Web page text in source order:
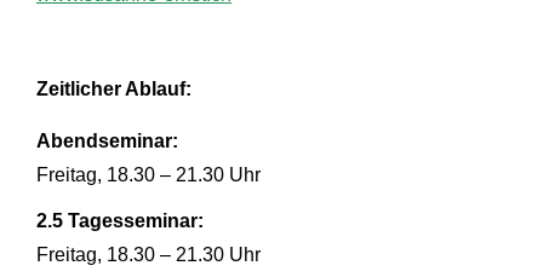
Zeitlicher Ablauf:
Abendseminar:
Freitag, 18.30 – 21.30 Uhr
2.5 Tagesseminar:
Freitag, 18.30 – 21.30 Uhr